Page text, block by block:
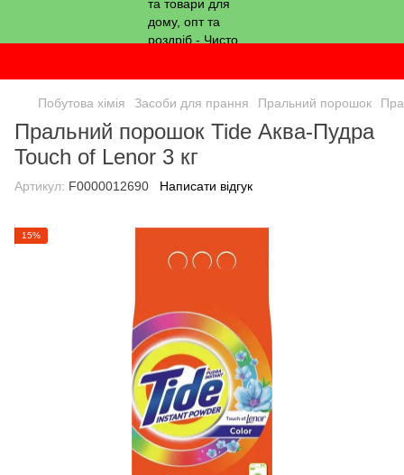
Побутова хімія Засоби для прання Пральний порошок
Пральний порошок Tide Аква-Пудра
Touch of Lenor 3 кг
Артикул: F0000012690 Написати відгук
15%